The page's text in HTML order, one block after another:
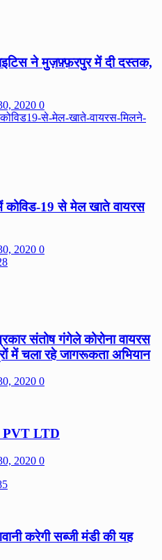
ने मुज़फ़्फ़रपुर में दी दस्तक,
2020 0
कोविड-19 से मेल खाते वायरस
2020 0
संतोष गंगेले कोरोना वायरस
में चला रहे जागरूकता अभियान
2020 0
LTD
2020 0
करेगी सब्जी मंडी की यह